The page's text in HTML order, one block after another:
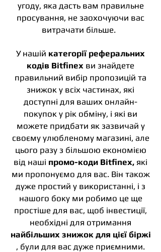
угоду, яка дасть вам правильне
просування, не заохочуючи вас
витрачати більше.
У нашій категорії реферальних
кодів Bitfinex ви знайдете
правильний вибір пропозицій та
знижок у всіх частинах, які
доступні для ваших онлайн-
покупок у рік обміну, і які ви
можете придбати як зазвичай у
своєму улюбленому магазині, але
цього разу з більшою економією
від наші промо-коди Bitfinex, які
ми пропонуємо для вас. Він також
дуже простий у використанні, і з
нашого боку ми робимо це ще
простіше для вас, щоб інвестиції,
необхідні для отримання
найбільших знижок для цієї біржі
, були для вас дуже приємними.